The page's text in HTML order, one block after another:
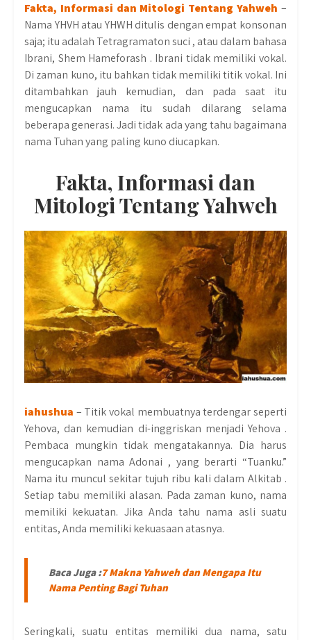
Fakta, Informasi dan Mitologi Tentang Yahweh –
Nama YHVH atau YHWH ditulis dengan empat konsonan
saja; itu adalah Tetragramaton suci , atau dalam bahasa
Ibrani, Shem Hameforash . Ibrani tidak memiliki vokal.
Di zaman kuno, itu bahkan tidak memiliki titik vokal. Ini
ditambahkan jauh kemudian, dan pada saat itu
mengucapkan nama itu sudah dilarang selama
beberapa generasi. Jadi tidak ada yang tahu bagaimana
nama Tuhan yang paling kuno diucapkan.
Fakta, Informasi dan
Mitologi Tentang Yahweh
iahushua – Titik vokal membuatnya terdengar seperti
Yehova, dan kemudian di-inggriskan menjadi Yehova .
Pembaca mungkin tidak mengatakannya. Dia harus
mengucapkan nama Adonai , yang berarti “Tuanku.”
Nama itu muncul sekitar tujuh ribu kali dalam Alkitab .
Setiap tabu memiliki alasan. Pada zaman kuno, nama
memiliki kekuatan. Jika Anda tahu nama asli suatu
entitas, Anda memiliki kekuasaan atasnya.
Baca Juga :7 Makna Yahweh dan Mengapa Itu
Nama Penting Bagi Tuhan
Seringkali, suatu entitas memiliki dua nama, satu